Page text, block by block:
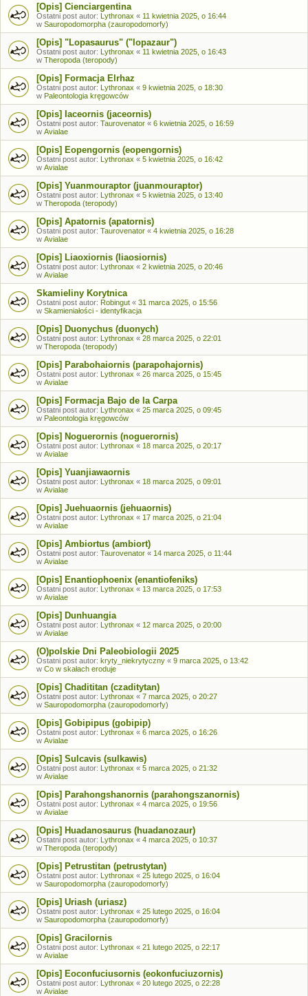
[Opis] Cienciargentina
Ostatni post autor: Lythronax « 11 kwietnia 2025, o 16:44
w Sauropodomorpha (zauropodomorfy)
[Opis] "Lopasaurus" ("lopazaur")
Ostatni post autor: Lythronax « 11 kwietnia 2025, o 16:43
w Theropoda (teropody)
[Opis] Formacja Elrhaz
Ostatni post autor: Lythronax « 9 kwietnia 2025, o 18:30
w Paleontologia kręgowców
[Opis] Iaceornis (jaceornis)
Ostatni post autor: Taurovenator « 6 kwietnia 2025, o 16:59
w Avialae
[Opis] Eopengornis (eopengornis)
Ostatni post autor: Lythronax « 5 kwietnia 2025, o 16:42
w Avialae
[Opis] Yuanmouraptor (juanmouraptor)
Ostatni post autor: Lythronax « 5 kwietnia 2025, o 13:40
w Theropoda (teropody)
[Opis] Apatornis (apatornis)
Ostatni post autor: Taurovenator « 4 kwietnia 2025, o 16:28
w Avialae
[Opis] Liaoxiornis (liaosiornis)
Ostatni post autor: Lythronax « 2 kwietnia 2025, o 20:46
w Avialae
Skamieliny Korytnica
Ostatni post autor: Robingut « 31 marca 2025, o 15:56
w Skamieniałości - identyfikacja
[Opis] Duonychus (duonych)
Ostatni post autor: Lythronax « 28 marca 2025, o 22:01
w Theropoda (teropody)
[Opis] Parabohaiornis (parapohajornis)
Ostatni post autor: Lythronax « 26 marca 2025, o 15:45
w Avialae
[Opis] Formacja Bajo de la Carpa
Ostatni post autor: Lythronax « 25 marca 2025, o 09:45
w Paleontologia kręgowców
[Opis] Noguerornis (noguerornis)
Ostatni post autor: Lythronax « 18 marca 2025, o 20:17
w Avialae
[Opis] Yuanjiawaornis
Ostatni post autor: Lythronax « 18 marca 2025, o 09:01
w Avialae
[Opis] Juehuaornis (jehuaornis)
Ostatni post autor: Lythronax « 17 marca 2025, o 21:04
w Avialae
[Opis] Ambiortus (ambiort)
Ostatni post autor: Taurovenator « 14 marca 2025, o 11:44
w Avialae
[Opis] Enantiophoenix (enantiofeniks)
Ostatni post autor: Lythronax « 13 marca 2025, o 17:53
w Avialae
[Opis] Dunhuangia
Ostatni post autor: Lythronax « 12 marca 2025, o 20:00
w Avialae
(O)polskie Dni Paleobiologii 2025
Ostatni post autor: kryty_niekrytyczny « 9 marca 2025, o 13:42
w Co w skałach eroduje
[Opis] Chadititan (czaditytan)
Ostatni post autor: Lythronax « 7 marca 2025, o 20:27
w Sauropodomorpha (zauropodomorfy)
[Opis] Gobipipus (gobipip)
Ostatni post autor: Lythronax « 6 marca 2025, o 16:26
w Avialae
[Opis] Sulcavis (sulkawis)
Ostatni post autor: Lythronax « 5 marca 2025, o 21:32
w Avialae
[Opis] Parahongshanornis (parahongszanornis)
Ostatni post autor: Lythronax « 4 marca 2025, o 19:56
w Avialae
[Opis] Huadanosaurus (huadanozaur)
Ostatni post autor: Lythronax « 4 marca 2025, o 10:37
w Theropoda (teropody)
[Opis] Petrustitan (petrustytan)
Ostatni post autor: Lythronax « 25 lutego 2025, o 16:04
w Sauropodomorpha (zauropodomorfy)
[Opis] Uriash (uriasz)
Ostatni post autor: Lythronax « 25 lutego 2025, o 16:04
w Sauropodomorpha (zauropodomorfy)
[Opis] Gracilornis
Ostatni post autor: Lythronax « 21 lutego 2025, o 22:17
w Avialae
[Opis] Eoconfuciusornis (eokonfuciuzornis)
Ostatni post autor: Lythronax « 20 lutego 2025, o 22:28
w Avialae